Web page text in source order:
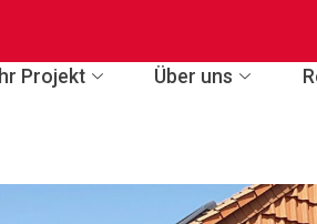
Ihr Projekt Über uns